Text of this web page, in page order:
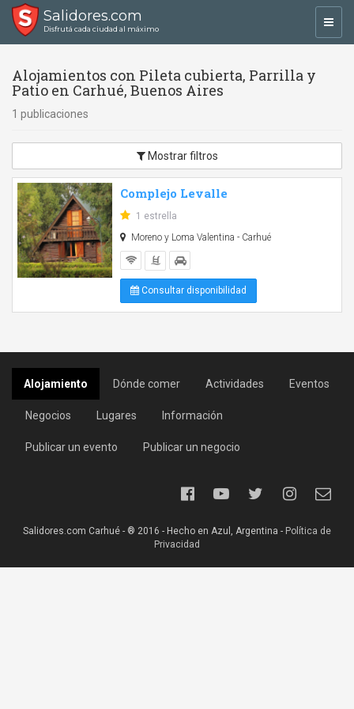
Salidores.com
Disfrutá cada ciudad al máximo
Alojamientos con Pileta cubierta, Parrilla y
Patio en Carhué, Buenos Aires
1 publicaciones
Mostrar filtros
Complejo Levalle
1 estrella
Moreno y Loma Valentina - Carhué
Consultar disponibilidad
Alojamiento Dónde comer Actividades Eventos
Negocios Lugares Información
Publicar un evento Publicar un negocio
Salidores.com Carhué - ® 2016 - Hecho en Azul, Argentina - Política de
Privacidad